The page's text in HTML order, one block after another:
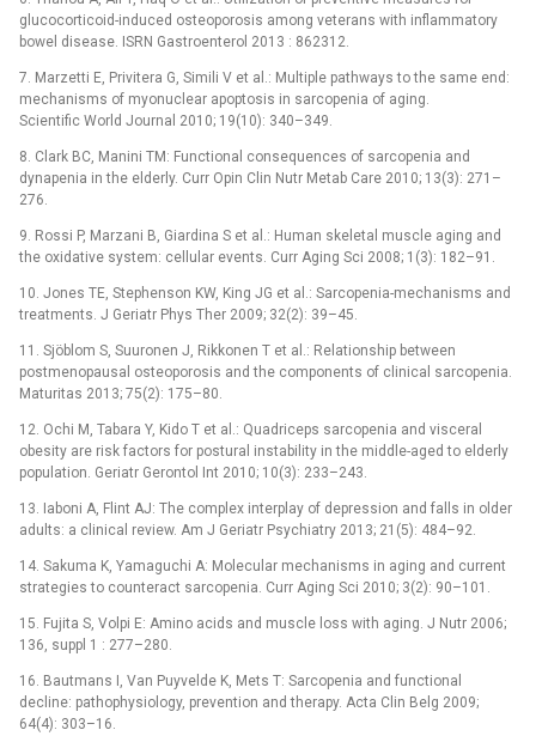
glucocorticoid-induced osteoporosis among veterans with inflammatory
bowel disease. ISRN Gastroenterol 2013 : 862312.
7. Marzetti E, Privitera G, Simili V et al.: Multiple pathways to the same end:
mechanisms of myonuclear apoptosis in sarcopenia of aging.
Scientific World Journal 2010; 19(10): 340–349.
8. Clark BC, Manini TM: Functional consequences of sarcopenia and
dynapenia in the elderly. Curr Opin Clin Nutr Metab Care 2010; 13(3): 271–
276.
9. Rossi P, Marzani B, Giardina S et al.: Human skeletal muscle aging and
the oxidative system: cellular events. Curr Aging Sci 2008; 1(3): 182–91.
10. Jones TE, Stephenson KW, King JG et al.: Sarcopenia-mechanisms and
treatments. J Geriatr Phys Ther 2009; 32(2): 39–45.
11. Sjöblom S, Suuronen J, Rikkonen T et al.: Relationship between
postmenopausal osteoporosis and the components of clinical sarcopenia.
Maturitas 2013; 75(2): 175–80.
12. Ochi M, Tabara Y, Kido T et al.: Quadriceps sarcopenia and visceral
obesity are risk factors for postural instability in the middle-aged to elderly
population. Geriatr Gerontol Int 2010; 10(3): 233–243.
13. Iaboni A, Flint AJ: The complex interplay of depression and falls in older
adults: a clinical review. Am J Geriatr Psychiatry 2013; 21(5): 484–92.
14. Sakuma K, Yamaguchi A: Molecular mechanisms in aging and current
strategies to counteract sarcopenia. Curr Aging Sci 2010; 3(2): 90–101.
15. Fujita S, Volpi E: Amino acids and muscle loss with aging. J Nutr 2006;
136, suppl 1 : 277–280.
16. Bautmans I, Van Puyvelde K, Mets T: Sarcopenia and functional
decline: pathophysiology, prevention and therapy. Acta Clin Belg 2009;
64(4): 303–16.